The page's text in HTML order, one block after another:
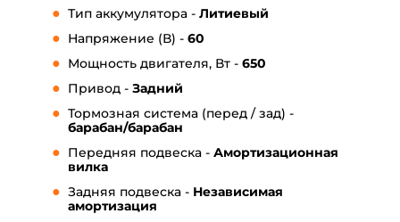
Тип аккумулятора - Литиевый
Напряжение (В) - 60
Мощность двигателя, Вт - 650
Привод - Задний
Тормозная система (перед / зад) -
барабан/барабан
Передняя подвеска - Амортизационная
вилка
Задняя подвеска - Независимая
амортизация